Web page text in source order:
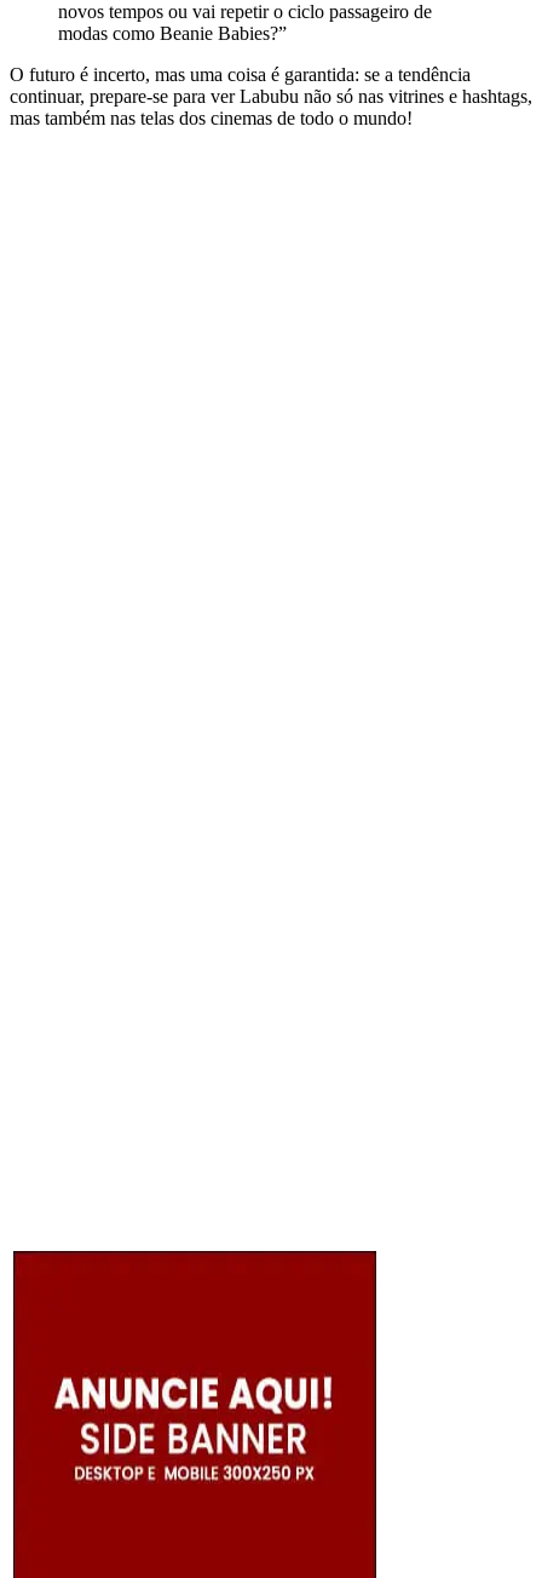
novos tempos ou vai repetir o ciclo passageiro de
modas como Beanie Babies?”
O futuro é incerto, mas uma coisa é garantida: se a tendência
continuar, prepare-se para ver Labubu não só nas vitrines e hashtags,
mas também nas telas dos cinemas de todo o mundo!